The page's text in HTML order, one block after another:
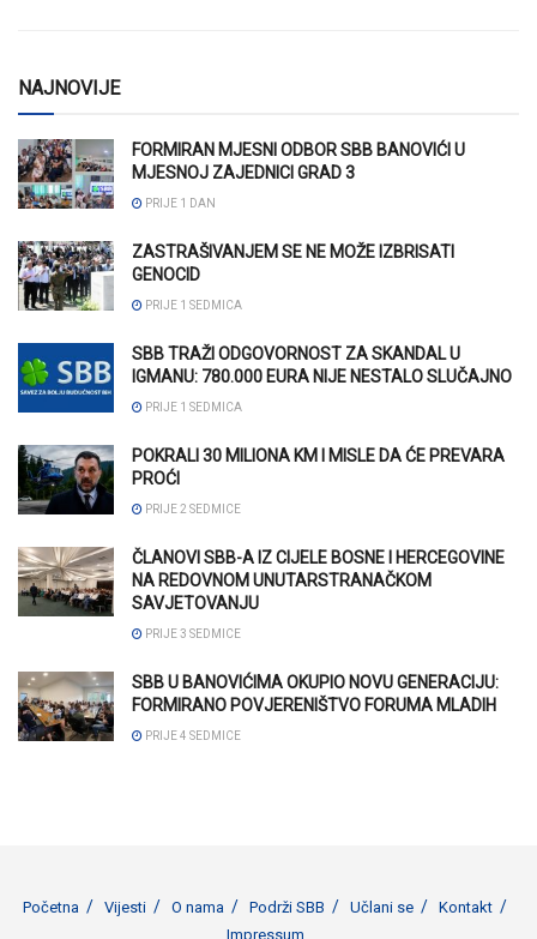
NAJNOVIJE
FORMIRAN MJESNI ODBOR SBB BANOVIĆI U
MJESNOJ ZAJEDNICI GRAD 3
PRIJE 1 DAN
ZASTRAŠIVANJEM SE NE MOŽE IZBRISATI
GENOCID
PRIJE 1 SEDMICA
SBB TRAŽI ODGOVORNOST ZA SKANDAL U
IGMANU: 780.000 EURA NIJE NESTALO SLUČAJNO
PRIJE 1 SEDMICA
POKRALI 30 MILIONA KM I MISLE DA ĆE PREVARA
PROĆI
PRIJE 2 SEDMICE
ČLANOVI SBB-A IZ CIJELE BOSNE I HERCEGOVINE
NA REDOVNOM UNUTARSTRANAČKOM
SAVJETOVANJU
PRIJE 3 SEDMICE
SBB U BANOVIĆIMA OKUPIO NOVU GENERACIJU:
FORMIRANO POVJERENIŠTVO FORUMA MLADIH
PRIJE 4 SEDMICE
Početna Vijesti O nama Podrži SBB Učlani se
Kontakt
Impressum